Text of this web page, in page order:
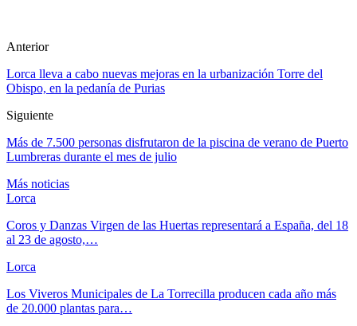
Anterior
Lorca lleva a cabo nuevas mejoras en la urbanización Torre del
Obispo, en la pedanía de Purias
Siguiente
Más de 7.500 personas disfrutaron de la piscina de verano de Puerto
Lumbreras durante el mes de julio
Más noticias
Lorca
Coros y Danzas Virgen de las Huertas representará a España, del 18
al 23 de agosto,…
Lorca
Los Viveros Municipales de La Torrecilla producen cada año más
de 20.000 plantas para…